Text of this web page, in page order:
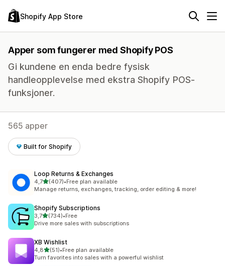
Shopify App Store
Apper som fungerer med Shopify POS
Gi kundene en enda bedre fysisk
handleopplevelse med ekstra Shopify POS-
funksjoner.
565 apper
Built for Shopify
Loop Returns & Exchanges
4,7av 5 stjerner
(407)
Totalt 407 omtaler
•Free plan available
Manage returns, exchanges, tracking, order editing & more!
Shopify Subscriptions
3,7av 5 stjerner
(734)
Totalt 734 omtaler
•Free
Drive more sales with subscriptions
XB Wishlist
4,8av 5 stjerner
(51)
Totalt 51 omtaler
•Free plan available
Turn favorites into sales with a powerful wishlist